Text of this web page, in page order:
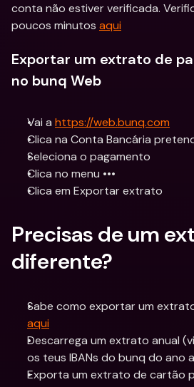
conta não estiver verificada.
poucos minutos aqui
Exportar um extrato de
no bunq Web
Vai a https://web.bunq.com
Clica na Conta Bancária
Seleciona o pagamento
Clica no menu •••
Clica em Exportar extrato
Precisas de um
diferente?
aqui
Descarrega um extrato anual
os teus IBANs do bunq do ano
Exporta um extrato de cartão